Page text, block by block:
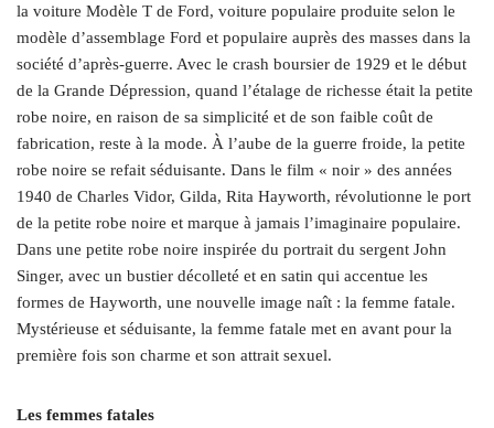
la voiture Modèle T de Ford, voiture populaire produite selon le
modèle d’assemblage Ford et populaire auprès des masses dans la
société d’après-guerre. Avec le crash boursier de 1929 et le début
de la Grande Dépression, quand l’étalage de richesse était la petite
robe noire, en raison de sa simplicité et de son faible coût de
fabrication, reste à la mode. À l’aube de la guerre froide, la petite
robe noire se refait séduisante. Dans le film « noir » des années
1940 de Charles Vidor, Gilda, Rita Hayworth, révolutionne le port
de la petite robe noire et marque à jamais l’imaginaire populaire.
Dans une petite robe noire inspirée du portrait du sergent John
Singer, avec un bustier décolleté et en satin qui accentue les
formes de Hayworth, une nouvelle image naît : la femme fatale.
Mystérieuse et séduisante, la femme fatale met en avant pour la
première fois son charme et son attrait sexuel.
Les femmes fatales